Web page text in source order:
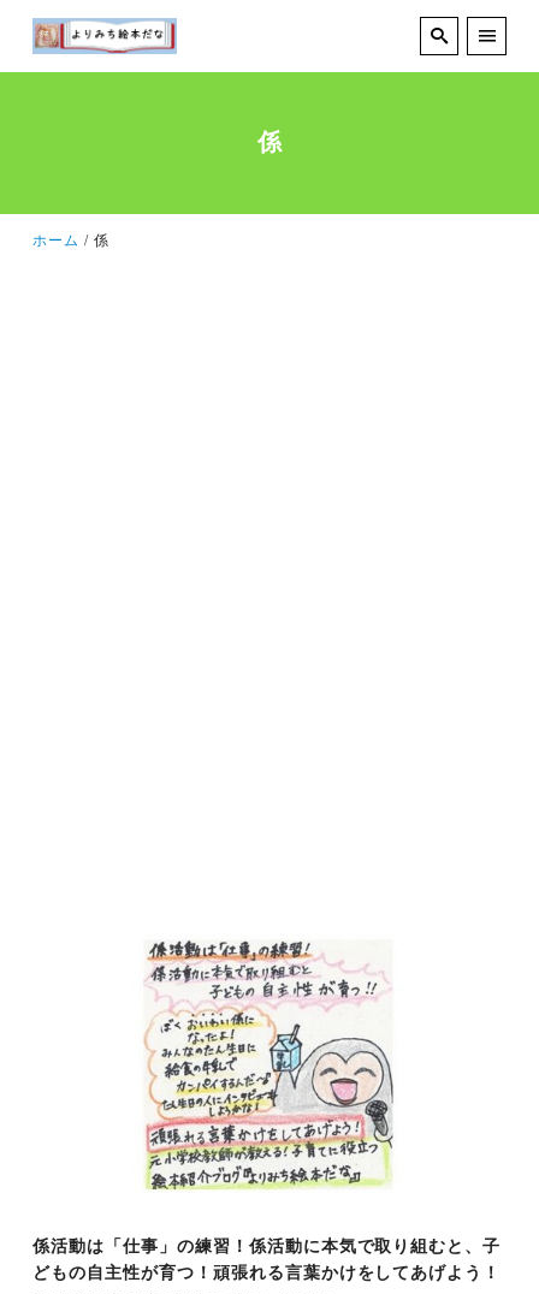
係
ホーム 係
係活動は「仕事」の練習！係活動に本気で取り組むと、子
どもの自主性が育つ！頑張れる言葉かけをしてあげよう！